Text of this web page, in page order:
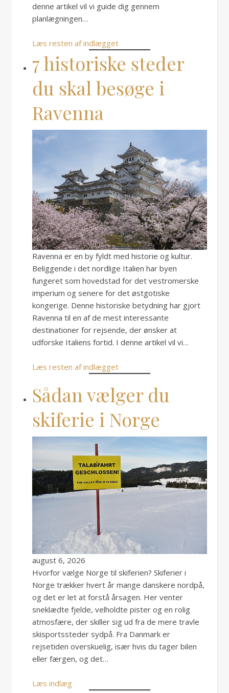
denne artikel vil vi guide dig gennem
planlægningen…
Læs resten af indlægget
7 historiske steder
du skal besøge i
Ravenna
Ravenna er en by fyldt med historie og kultur.
Beliggende i det nordlige Italien har byen
fungeret som hovedstad for det vestromerske
imperium og senere for det østgotiske
kongerige. Denne historiske betydning har gjort
Ravenna til en af de mest interessante
destinationer for rejsende, der ønsker at
udforske Italiens fortid. I denne artikel vil vi…
Læs resten af indlægget
Sådan vælger du
skiferie i Norge
august 6, 2026
Hvorfor vælge Norge til skiferien? Skiferier i
Norge trækker hvert år mange danskere nordpå,
og det er let at forstå årsagen. Her venter
sneklædte fjelde, velholdte pister og en rolig
atmosfære, der skiller sig ud fra de mere travle
skisportssteder sydpå. Fra Danmark er
rejsetiden overskuelig, især hvis du tager bilen
eller færgen, og det…
Læs indlæg